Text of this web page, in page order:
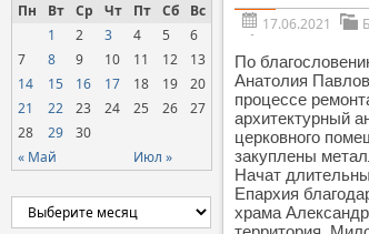
Пн
Вт Ср Чт Пт Сб Вс
« Май Июл »
1 2 3 4 5
6
7
8 9 10 11 12
13
14
15 16 17 18 19
20
21
22 23 24 25 26
27
28
29 30
17.06.2021
По
Анатолия
процессе
архитектурный
церковного
закуплены
Начат
Епархия
храма